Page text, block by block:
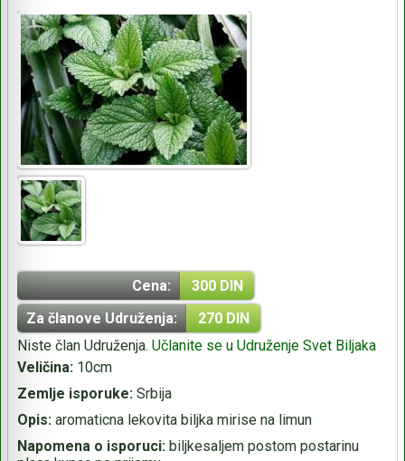
Cena:
300 DIN
Za članove Udruženja:
270 DIN
Niste član Udruženja. Učlanite se u Udruženje Svet Biljaka
Veličina: 10cm
Zemlje isporuke: Srbija
Opis: aromaticna lekovita biljka mirise na limun
Napomena o isporuci: biljkesaljem postom postarinu